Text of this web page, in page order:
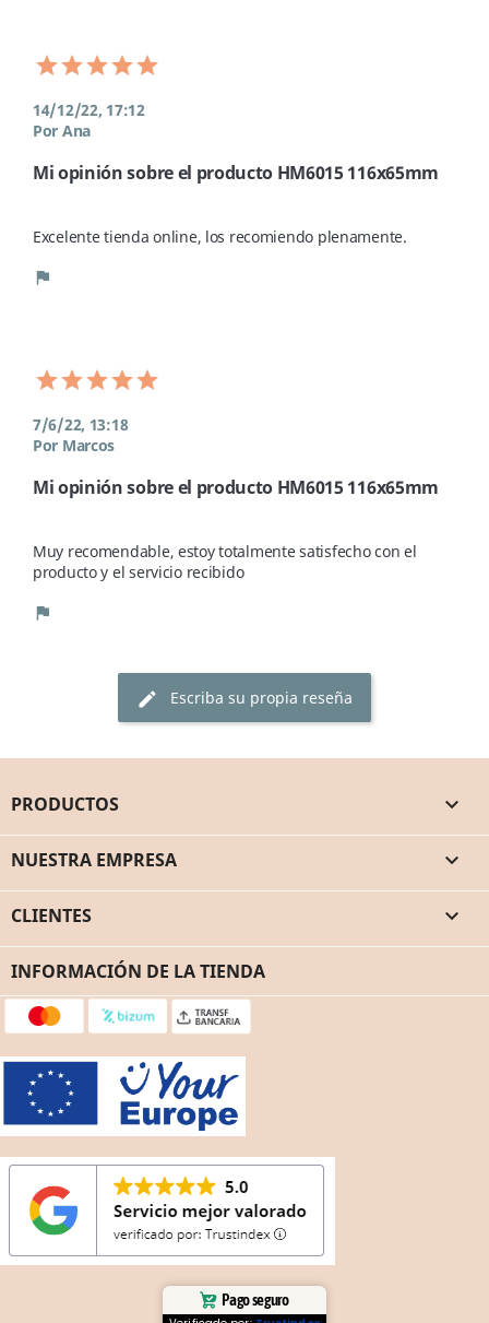
14/12/22, 17:12
Por Ana
Mi opinión sobre el producto HM6015 116x65mm
Excelente tienda online, los recomiendo plenamente.
flag
7/6/22, 13:18
Por Marcos
Mi opinión sobre el producto HM6015 116x65mm
Muy recomendable, estoy totalmente satisfecho con el
producto y el servicio recibido
flag
edit Escriba su propia reseña
PRODUCTOS 
NUESTRA EMPRESA 
CLIENTES 
INFORMACIÓN DE LA TIENDA
Pago seguro